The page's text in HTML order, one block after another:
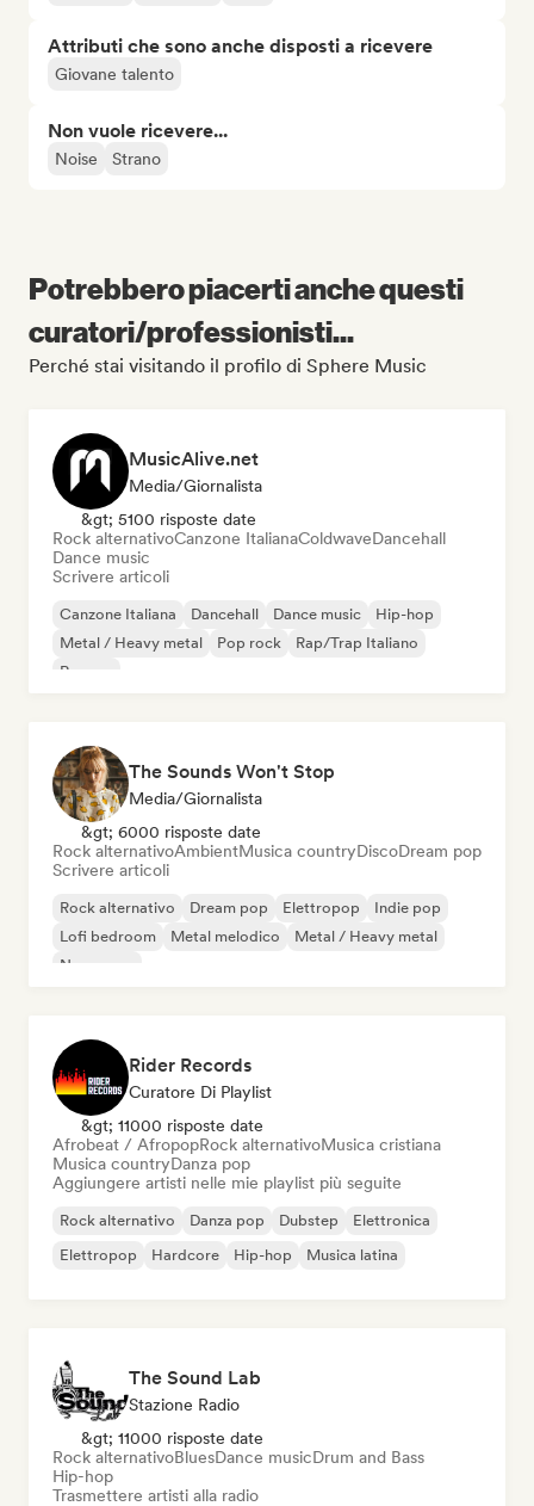
Attributi che sono anche disposti a ricevere
Giovane talento
Non vuole ricevere...
Noise Strano
Potrebbero piacerti anche questi
curatori/professionisti...
Perché stai visitando il profilo di Sphere Music
MusicAlive.net
Media/Giornalista
&gt; 5100 risposte date
Rock alternativoCanzone ItalianaColdwaveDancehall
Dance music
Scrivere articoli
Canzone Italiana Dancehall Dance music
Hip-hop
Metal / Heavy metal
Pop rock
Rap/Trap Italiano
Reggae
The Sounds Won't Stop
Media/Giornalista
&gt; 6000 risposte date
Rock alternativoAmbientMusica countryDiscoDream pop
Scrivere articoli
Rock alternativo Dream pop Elettropop
Indie pop
Lofi bedroom
Metal melodico
Metal / Heavy metal
New wave
Rider Records
Curatore Di Playlist
&gt; 11000 risposte date
Afrobeat / AfropopRock alternativoMusica cristiana
Musica countryDanza pop
Aggiungere artisti nelle mie playlist più seguite
Rock alternativo Danza pop Dubstep
Elettronica
Elettropop
Hardcore Hip-hop Musica latina
The Sound Lab
Stazione Radio
&gt; 11000 risposte date
Rock alternativoBluesDance musicDrum and Bass
Hip-hop
Trasmettere artisti alla radio